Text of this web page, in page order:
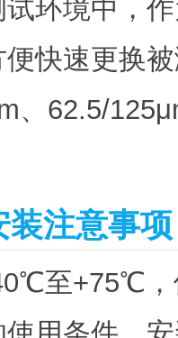
环境中，
快速更换
、62.5/
注意事项
至+75℃